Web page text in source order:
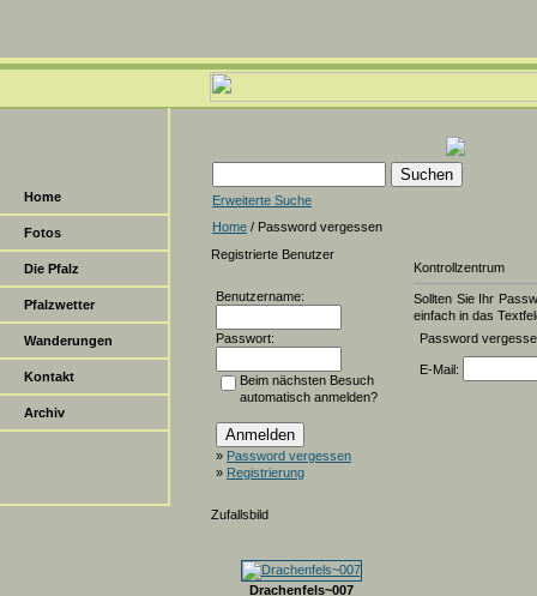
Home
Fotos
Die Pfalz
Pfalzwetter
Wanderungen
Kontakt
Archiv
Erweiterte Suche
Home / Password vergessen
Registrierte Benutzer
Benutzername:
Passwort:
Beim nächsten Besuch
automatisch anmelden?
» Password vergessen
» Registrierung
Zufallsbild
Drachenfels~007
Kontrollzentrum
Sollten Sie Ihr
einfach in das
Password
E-Mail: